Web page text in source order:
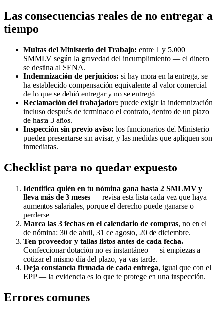
Las consecuencias reales de no entregar a
tiempo
Multas del Ministerio del Trabajo: entre 1 y 5.000
SMMLV según la gravedad del incumplimiento — el dinero
se destina al SENA.
Indemnización de perjuicios: si hay mora en la entrega, se
ha establecido compensación equivalente al valor comercial
de lo que se debió entregar y no se entregó.
Reclamación del trabajador: puede exigir la indemnización
incluso después de terminado el contrato, dentro de un plazo
de hasta 3 años.
Inspección sin previo aviso: los funcionarios del Ministerio
pueden presentarse sin avisar, y las medidas que apliquen son
inmediatas.
Checklist para no quedar expuesto
Identifica quién en tu nómina gana hasta 2 SMLMV y
lleva más de 3 meses — revisa esta lista cada vez que haya
aumentos salariales, porque el derecho puede ganarse o
perderse.
Marca las 3 fechas en el calendario de compras, no en el
de nómina: 30 de abril, 31 de agosto, 20 de diciembre.
Ten proveedor y tallas listos antes de cada fecha.
Confeccionar dotación no es instantáneo — si empiezas a
cotizar el mismo día del plazo, ya vas tarde.
Deja constancia firmada de cada entrega, igual que con el
EPP — la evidencia es lo que te protege en una inspección.
Errores comunes